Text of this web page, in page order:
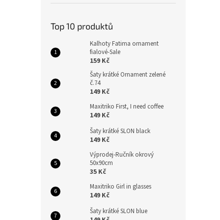
Top 10 produktů
Kalhoty Fatima ornament
fialové-Sale
159 Kč
Šaty krátké Ornament zelené
č.74
149 Kč
Maxitriko First, I need coffee
149 Kč
Šaty krátké SLON black
149 Kč
Výprodej-Ručník okrový
50x90cm
35 Kč
Maxitriko Girl in glasses
149 Kč
Šaty krátké SLON blue